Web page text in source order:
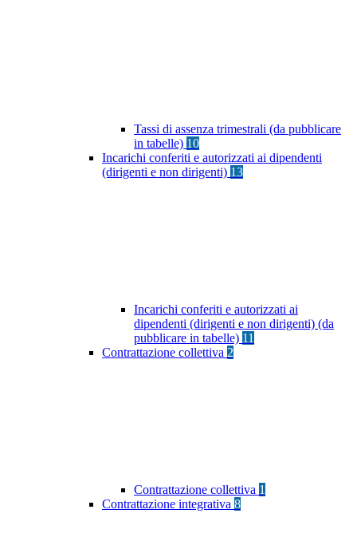
Tassi di assenza trimestrali (da pubblicare
in tabelle) 10
Incarichi conferiti e autorizzati ai dipendenti
(dirigenti e non dirigenti) 13
Incarichi conferiti e autorizzati ai
dipendenti (dirigenti e non dirigenti) (da
pubblicare in tabelle) 11
Contrattazione collettiva 2
Contrattazione collettiva 1
Contrattazione integrativa 8